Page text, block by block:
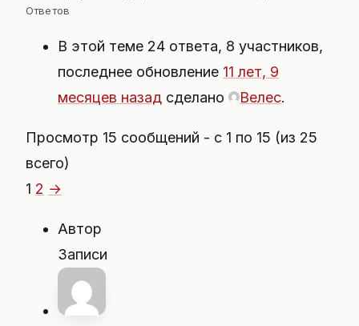
Ответов
В этой теме 24 ответа, 8 участников,
последнее обновление 11 лет, 9
месяцев назад сделано Велес.
Просмотр 15 сообщений - с 1 по 15 (из 25
всего)
1 2 →
Автор
Записи